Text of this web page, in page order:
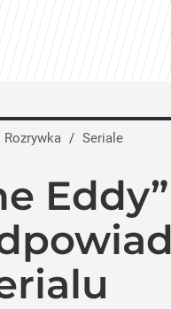
Rozrywka / Seriale